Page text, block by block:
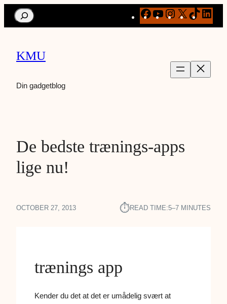
Search Facebook
YouTubeInstagram
X TikTok
KMU
Din gadgetblog
De bedste trænings-apps
lige nu!
OCTOBER 27, 2013 ⏱︎READ TIME:5–7 MINUTES
trænings app
Kender du det at det er umådelig svært at